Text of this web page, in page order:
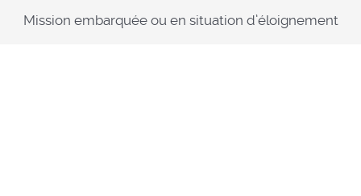
Mission embarquée ou en situation d’éloignement